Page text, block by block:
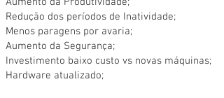
Redução dos períodos de Inatividade;
Menos paragens por avaria;
Aumento da Segurança;
Investimento baixo custo vs novas máquinas;
Hardware atualizado;